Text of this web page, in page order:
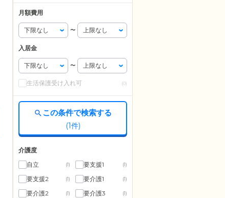
月額費用
〜
入居金
〜
生活保護受け入れ可 (0)
この条件で検索する
(1件)
介護度
自立
(1) 要支援1 (1)
要支援2 (1) 要介護1 (1)
要介護2 (1) 要介護3 (1)